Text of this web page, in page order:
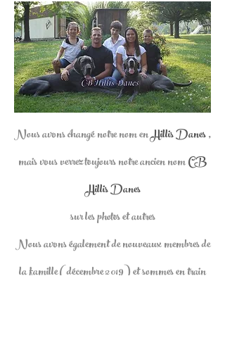
Nous avons changé notre nom enHillis Danes,
mais vous verrez toujours notre ancien nomCB
Hillis Danes
sur les photos et autres
Nous avons également de nouveaux membres de
la famille (décembre 2019) et sommes en train